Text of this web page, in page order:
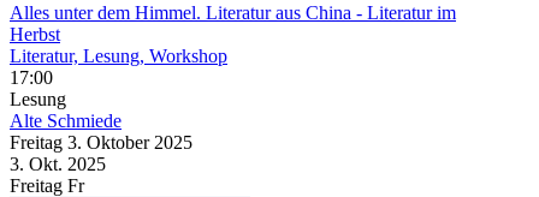
Alles unter dem Himmel. Literatur aus China - Literatur im
Herbst
Literatur, Lesung, Workshop
17:00
Lesung
Alte Schmiede
Freitag 3. Oktober 2025
3. Okt. 2025
Freitag Fr